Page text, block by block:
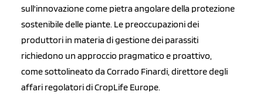
sull'innovazione come pietra angolare della protezione
sostenibile delle piante. Le preoccupazioni dei
produttori in materia di gestione dei parassiti
richiedono un approccio pragmatico e proattivo,
come sottolineato da Corrado Finardi, direttore degli
affari regolatori di CropLife Europe.